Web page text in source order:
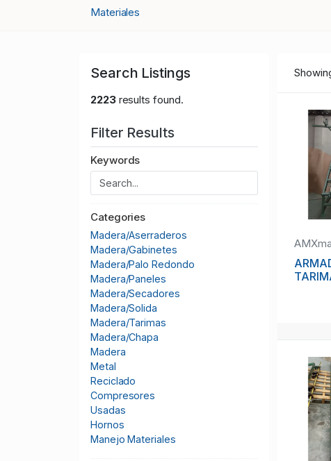
Materiales
Search Listings
2223results found.
Filter Results
Keywords
Categories
Madera/Aserraderos
Madera/Gabinetes
Madera/Palo Redondo
Madera/Paneles
Madera/Secadores
Madera/Solida
Madera/Tarimas
Madera/Chapa
Madera
Metal
Reciclado
Compresores
Usadas
Hornos
Manejo Materiales